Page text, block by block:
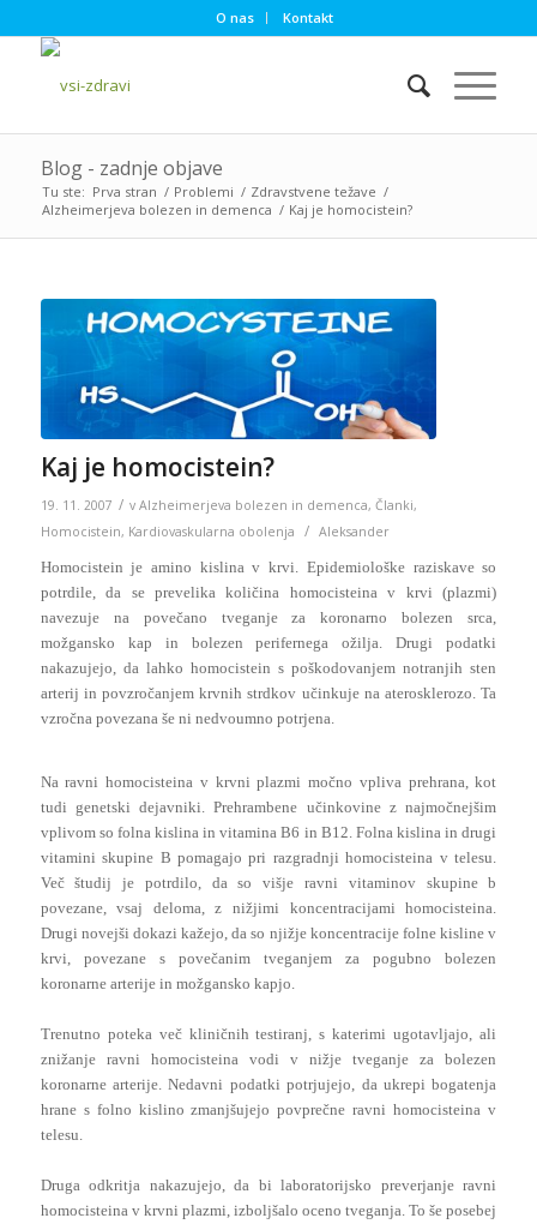
O nas Kontakt
Blog - zadnje objave
Tu ste: Prva stran / Problemi / Zdravstvene težave /
Alzheimerjeva bolezen in demenca / Kaj je homocistein?
Kaj je homocistein?
19. 11. 2007 / v Alzheimerjeva bolezen in demenca, Članki,
Homocistein, Kardiovaskularna obolenja / Aleksander
Homocistein je amino kislina v krvi. Epidemiološke raziskave so
potrdile, da se prevelika količina homocisteina v krvi (plazmi)
navezuje na povečano tveganje za koronarno bolezen srca,
možgansko kap in bolezen perifernega ožilja. Drugi podatki
nakazujejo, da lahko homocistein s poškodovanjem notranjih sten
arterij in povzročanjem krvnih strdkov učinkuje na aterosklerozo. Ta
vzročna povezana še ni nedvoumno potrjena.
Na ravni homocisteina v krvni plazmi močno vpliva prehrana, kot
tudi genetski dejavniki. Prehrambene učinkovine z najmočnejšim
vplivom so folna kislina in vitamina B6 in B12. Folna kislina in drugi
vitamini skupine B pomagajo pri razgradnji homocisteina v telesu.
Več študij je potrdilo, da so višje ravni vitaminov skupine b
povezane, vsaj deloma, z nižjimi koncentracijami homocisteina.
Drugi novejši dokazi kažejo, da so njižje koncentracije folne kisline v
krvi, povezane s povečanim tveganjem za pogubno bolezen
koronarne arterije in možgansko kapjo.
Trenutno poteka več kliničnih testiranj, s katerimi ugotavljajo, ali
znižanje ravni homocisteina vodi v nižje tveganje za bolezen
koronarne arterije. Nedavni podatki potrjujejo, da ukrepi bogatenja
hrane s folno kislino zmanjšujejo povprečne ravni homocisteina v
telesu.
Druga odkritja nakazujejo, da bi laboratorijsko preverjanje ravni
homocisteina v krvni plazmi, izboljšalo oceno tveganja. To še posebej